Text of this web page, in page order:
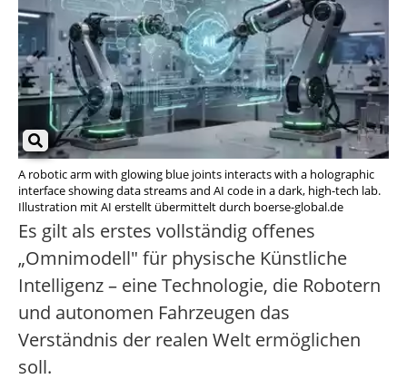
A robotic arm with glowing blue joints interacts with a holographic
interface showing data streams and AI code in a dark, high-tech lab.
Illustration mit AI erstellt übermittelt durch boerse-global.de
Es gilt als erstes vollständig offenes
„Omnimodell" für physische Künstliche
Intelligenz – eine Technologie, die Robotern
und autonomen Fahrzeugen das
Verständnis der realen Welt ermöglichen
soll.